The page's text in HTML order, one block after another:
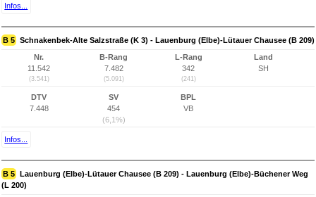
Infos...
B 5 Schnakenbek-Alte Salzstraße (K 3) - Lauenburg (Elbe)-Lütauer Chausee (B 209)
Nr.
11.542
(3.541)
B-Rang
7.482
(5.091)
L-Rang
342
(241)
Land
SH
DTV
7.448
SV
454
(6,1%)
BPL
VB
Infos...
B 5 Lauenburg (Elbe)-Lütauer Chausee (B 209) - Lauenburg (Elbe)-Büchener Weg
(L 200)